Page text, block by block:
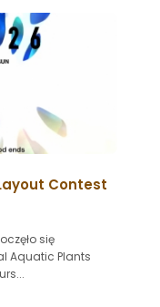
Contest
się
Aquatic Plants